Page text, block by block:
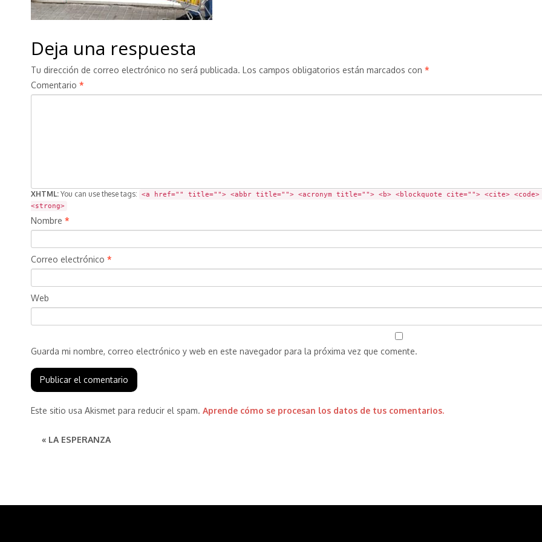
Deja una respuesta
Tu dirección de correo electrónico no será publicada. Los campos obligatorios están marcados con *
Comentario *
XHTML: You can use these tags:
<a href="" title=""> <abbr title=""> <acronym title=""> <b> <blockquote cite=""> <cite> <code>
<strong>
Nombre *
Correo electrónico *
Web
Guarda mi nombre, correo electrónico y web en este navegador para la próxima vez que comente.
Este sitio usa Akismet para reducir el spam. Aprende cómo se procesan los datos de tus comentarios.
« LA ESPERANZA